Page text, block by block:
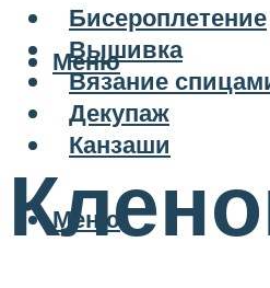
Бисероплетение
Вышивка
Вязание
Декупаж
Канзаши
Меню
Меню